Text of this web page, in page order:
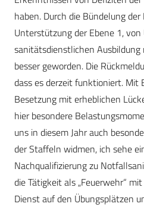
haben. Durch die Bündelung
Unterstützung der Ebene 1,
sanitätsdienstlichen
besser geworden. Die
dass es derzeit funktioniert. Mit
Besetzung mit erheblichen
hier besondere
uns in diesem Jahr auch
der Staffeln widmen, ich sehe
Nachqualifizierung zu
die Tätigkeit als „Feuerwehr“
Dienst auf den Übungsplätzen